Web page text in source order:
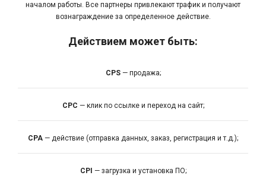
началом работы. Все партнеры привлекают трафик и получают
вознаграждение за определенное действие.
Действием может быть:
CPS — продажа;
CPC — клик по ссылке и переход на сайт;
CPA — действие (отправка данных, заказ, регистрация и т.д.);
CPI — загрузка и установка ПО;